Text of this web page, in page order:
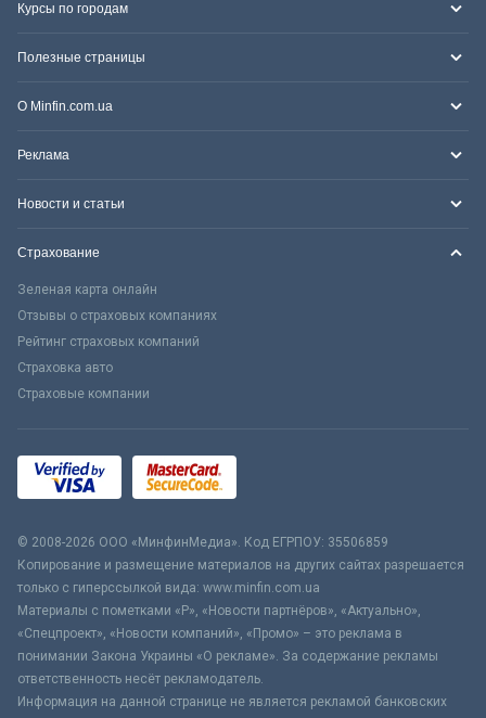
Курсы по городам
Полезные страницы
О Minfin.com.ua
Реклама
Новости и статьи
Страхование
Зеленая карта онлайн
Отзывы о страховых компаниях
Рейтинг страховых компаний
Страховка авто
Страховые компании
© 2008-2026 ООО «МинфинМедиа». Код ЕГРПОУ: 35506859
Копирование и размещение материалов на других сайтах разрешается
только с гиперссылкой вида: www.minfin.com.ua
Материалы с пометками «Р», «Новости партнёров», «Актуально»,
«Спецпроект», «Новости компаний», «Промо» – это реклама в
понимании Закона Украины «О рекламе». За содержание рекламы
ответственность несёт рекламодатель.
Информация на данной странице не является рекламой банковских